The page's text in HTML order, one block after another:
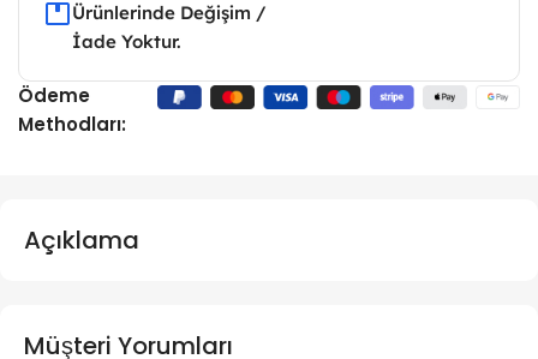
Ürünlerinde Değişim /
İade Yoktur.
Ödeme
Methodları:
Açıklama
Müşteri Yorumları